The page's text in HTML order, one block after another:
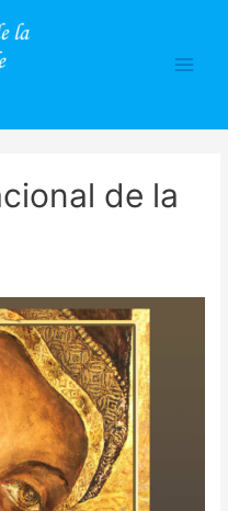
de la